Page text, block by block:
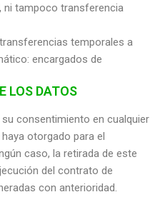
ni tampoco transferencia
temporales a
encargados de
LOS DATOS
consentimiento en cualquier
otorgado para el
caso, la retirada de este
del contrato de
con anterioridad.